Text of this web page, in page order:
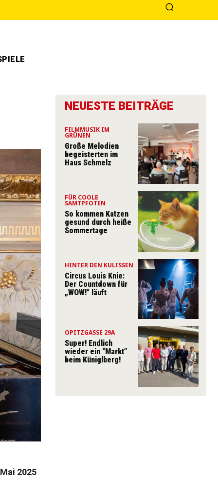
2025
NEUESTE BEITRÄGE
FILMMUSIK IM
GRÜNEN
Große Melodien
begeisterten im
Haus Schmelz
FÜR COOLE
SAMTPFOTEN
So kommen Katzen
gesund durch heiße
Sommertage
HINTER DEN KULISSEN
Circus Louis Knie:
Der Countdown für
„WOW!“ läuft
OPITZGASSE 29A
Super! Endlich
wieder ein “Markt”
beim Küniglberg!